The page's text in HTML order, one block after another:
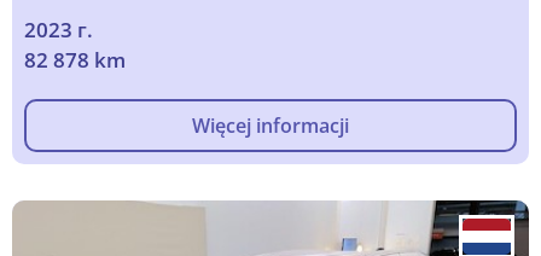
2023 г.
82 878 km
Więcej informacji